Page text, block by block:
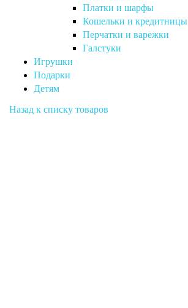
Платки и шарфы
Кошельки и кредитницы
Перчатки и варежки
Галстуки
Игрушки
Подарки
Детям
Назад к списку товаров